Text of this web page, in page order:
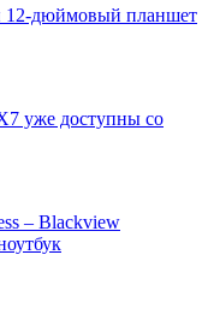
12-дюймовый планшет
уже доступны со
– Blackview